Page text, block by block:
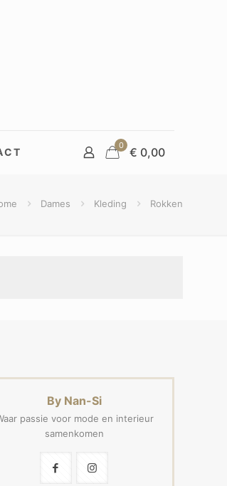
0 € 0,00
Dames Kleding Rokken
By Nan-Si
passie voor mode en interieur
samenkomen